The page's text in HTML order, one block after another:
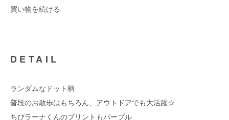
買い物を続ける
DETAIL
ランダムなドット柄
普段のお散歩はもちろん、アウトドアでも大活躍☆
ちびラーナくんのプリントもパープル